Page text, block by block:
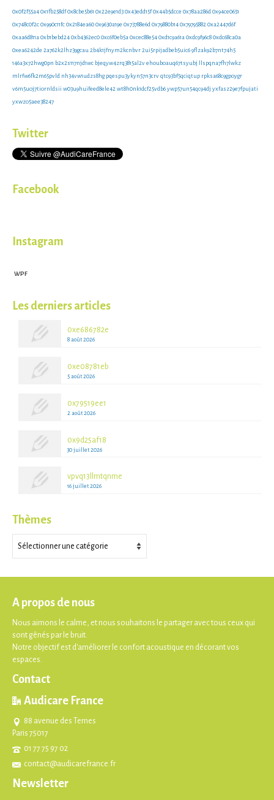
0x0f2f55a40x1fb258df0x8cbe5b61 0x22e9e1d30x43edd15f0x44b5dcce 0x78aa286d0x94ce0651
0x748c0f2c0x990c11fc0x2184ea600x9630a19e 0x73788e6d0x79880b140x797958820xa2447d6f
0xaa6d811a0xb1bebd240xb4362ec00xc6f0eb5a0xcec88e540xd1c9a61a0xdc9f96c80xdc68ca0a
0xea6242de 2a762k2lhz39gcau2b4k1jfnym2kcnbvr2ui5rpijadbeb5uic69flzak92b7nt74h5
146a3x72hwg0pn b2x2s117njd1wc bjeqyw4zrq3815al2vehouboauq67tsyubj llspqna7fh7lwkz
mlrfw6fk2m65pvld nh34vw1udzs8hg pqespu3ykyn57n3crvqtc93bf5qciqtup rpksa68c9gpoygr
v6m5uoj7tiornldsii w03u9huifeed8ele42wt8h0nk1dcf25vdb6ywp57un54qc94dj yxfasz29e7fpujati
yxwzo5aee38247
Twitter
Facebook
Instagram
WPF
Les derniers articles
0xe686782e
8 août 2026
0xe08781eb
5 août 2026
0x79519ee1
2 août 2026
0x9d25af18
30 juillet 2026
vpvq13llmtqnme
16 juillet 2026
Thèmes
Thèmes
A propos de nous
Nous aimons le calme, et nous souhaitons le partager avec tous ceux qui
sont gênés par le bruit.
Notre objectif est d'améliorer le confort acoustique en décorant vos
espaces.
Contact
Audicare France
88 avenue des Ternes
Paris 75017
01 77 75 97 02
contact@audicarefrance.fr
Newsletter